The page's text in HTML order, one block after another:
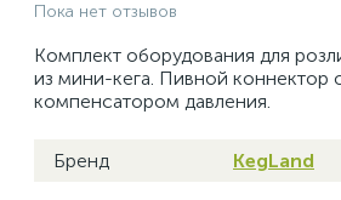
Пока нет отзывов
Комплект оборудования для
из мини-кега. Пивной коннектор
компенсатором давления.
Бренд KegLand